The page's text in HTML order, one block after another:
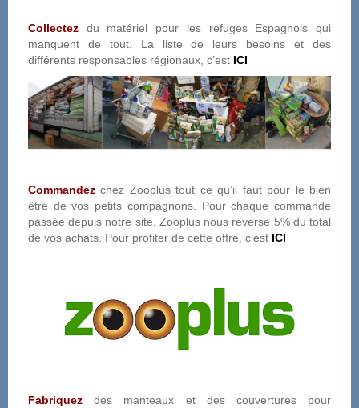
Collectez du matériel pour les refuges Espagnols qui
manquent de tout. La liste de leurs besoins et des
différents responsables régionaux, c’est ICI
Commandez chez Zooplus tout ce qu’il faut pour le bien
être de vos petits compagnons. Pour chaque commande
passée depuis notre site, Zooplus nous reverse 5% du total
de vos achats. Pour profiter de cette offre, c’est ICI
Fabriquez des manteaux et des couvertures pour